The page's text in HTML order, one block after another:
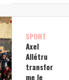
SPORT
Axel
Allétru
transfor
me le